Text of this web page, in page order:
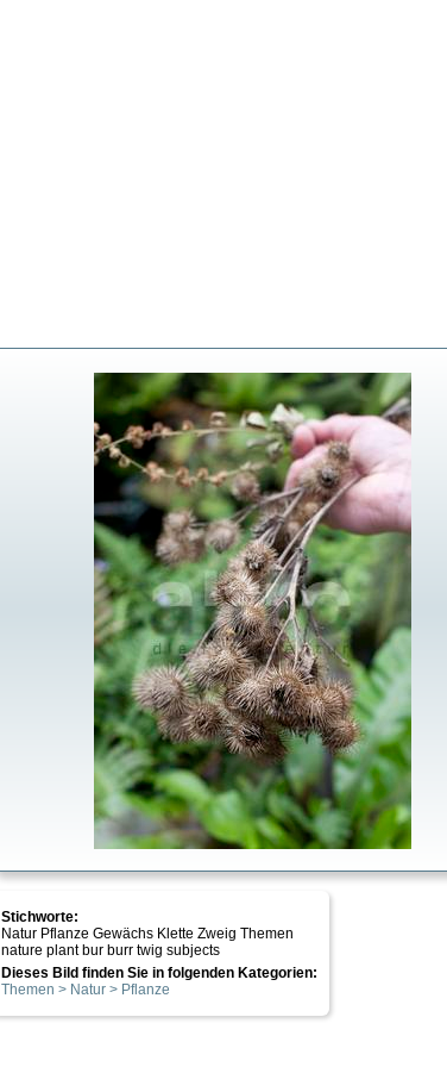
Stichworte:
Natur Pflanze Gewächs Klette Zweig Themen
nature plant bur burr twig subjects
Dieses Bild finden Sie in folgenden Kategorien:
Themen > Natur > Pflanze